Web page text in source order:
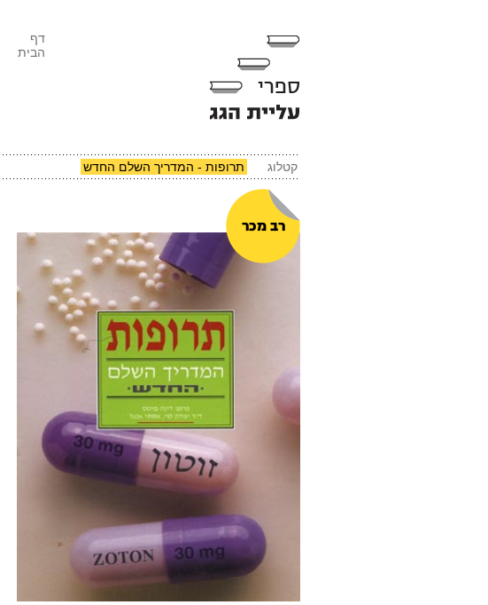
דף
הבית
קטלוג תרופות - המדריך השלם החדש